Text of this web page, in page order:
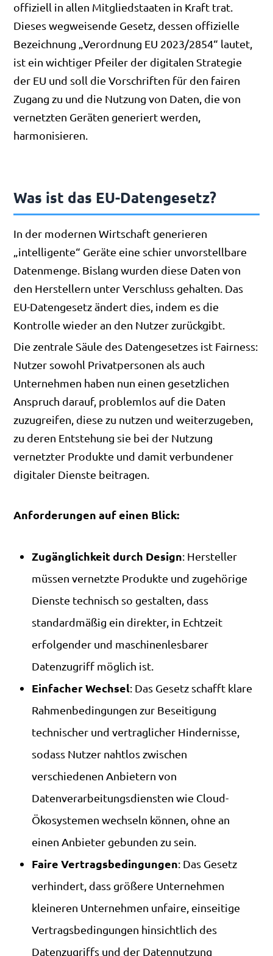
offiziell in allen Mitgliedstaaten in Kraft trat.
Dieses wegweisende Gesetz, dessen offizielle
Bezeichnung „Verordnung EU 2023/2854“ lautet,
ist ein wichtiger Pfeiler der digitalen Strategie
der EU und soll die Vorschriften für den fairen
Zugang zu und die Nutzung von Daten, die von
vernetzten Geräten generiert werden,
harmonisieren.
Was ist das EU-Datengesetz?
In der modernen Wirtschaft generieren
„intelligente“ Geräte eine schier unvorstellbare
Datenmenge. Bislang wurden diese Daten von
den Herstellern unter Verschluss gehalten. Das
EU-Datengesetz ändert dies, indem es die
Kontrolle wieder an den Nutzer zurückgibt.
Die zentrale Säule des Datengesetzes ist Fairness:
Nutzer sowohl Privatpersonen als auch
Unternehmen haben nun einen gesetzlichen
Anspruch darauf, problemlos auf die Daten
zuzugreifen, diese zu nutzen und weiterzugeben,
zu deren Entstehung sie bei der Nutzung
vernetzter Produkte und damit verbundener
digitaler Dienste beitragen.
Anforderungen auf einen Blick:
Zugänglichkeit durch Design: Hersteller
müssen vernetzte Produkte und zugehörige
Dienste technisch so gestalten, dass
standardmäßig ein direkter, in Echtzeit
erfolgender und maschinenlesbarer
Datenzugriff möglich ist.
Einfacher Wechsel: Das Gesetz schafft klare
Rahmenbedingungen zur Beseitigung
technischer und vertraglicher Hindernisse,
sodass Nutzer nahtlos zwischen
verschiedenen Anbietern von
Datenverarbeitungsdiensten wie Cloud-
Ökosystemen wechseln können, ohne an
einen Anbieter gebunden zu sein.
Faire Vertragsbedingungen: Das Gesetz
verhindert, dass größere Unternehmen
kleineren Unternehmen unfaire, einseitige
Vertragsbedingungen hinsichtlich des
Datenzugriffs und der Datennutzung